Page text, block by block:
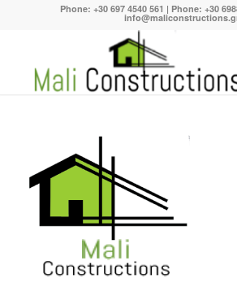
Phone:+30 697 4540 561 | Phone:+30